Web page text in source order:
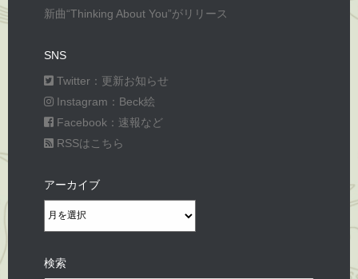
新曲“Thinking About You”がリリース
SNS
Twitter：更新お知らせ
Instagram：Beck絵
Facebook：速報など
RSSはこちら
アーカイブ
ア
ー
イ
検索